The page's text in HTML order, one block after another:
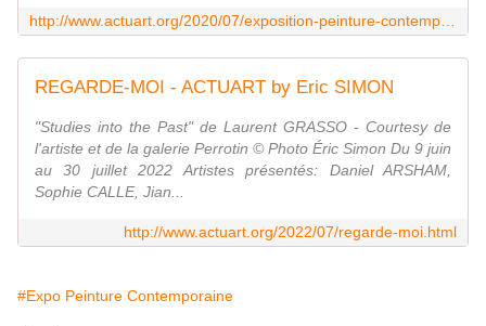
REGARDE-MOI - ACTUART by Eric SIMON
"Studies into the Past" de Laurent GRASSO - Courtesy de
l'artiste et de la galerie Perrotin © Photo Éric Simon Du 9 juin
au 30 juillet 2022 Artistes présentés: Daniel ARSHAM,
Sophie CALLE, Jian...
http://www.actuart.org/2022/07/regarde-moi.html
#Expo Peinture Contemporaine